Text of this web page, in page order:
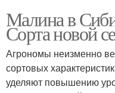
Малина в
Сорта новой
Агрономы неизменно
сортовых
уделяют повышению